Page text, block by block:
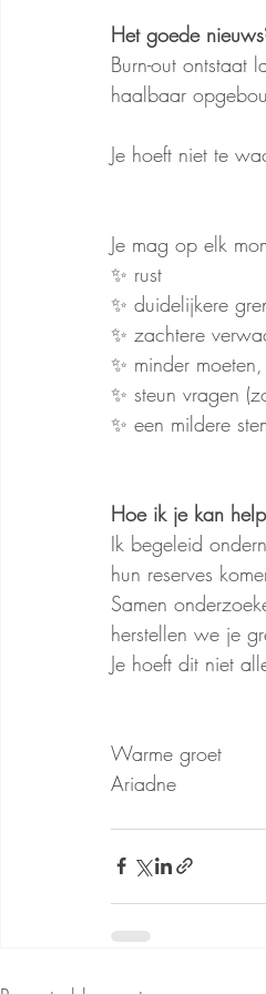
Het goede
Burn-out
haalbaar
Je hoeft niet te
Je mag op elk
✨ rust
✨ duidelijkere
✨ zachtere
✨ minder
✨ steun vragen
✨ een mildere
Hoe ik je kan
Ik begeleid
hun reserves
Samen
herstellen we je
Je hoeft dit niet
Warme groet
Ariadne